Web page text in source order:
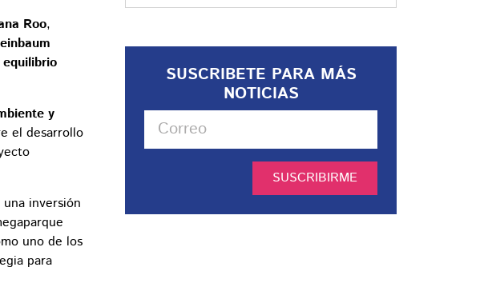
Roo,
equilibrio
y
el desarrollo
una inversión
uno de los
para
SUSCRIBETE PARA MÁS
NOTICIAS
SUSCRIBIRME